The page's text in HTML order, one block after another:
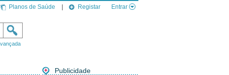
Registar Entrar
Planos de Saúde
Publicidade